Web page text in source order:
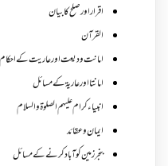
اقرار اور صلح کا بیان
القرآن
امانت ودیعت اورعاریت کے احکام
امانتا اور عاریة کے مسائل
انبیاء کرام علیہم الصلوۃ والسلام
ایمان وعقائد
بنجر زمین کو آباد کرنے کے مسائل